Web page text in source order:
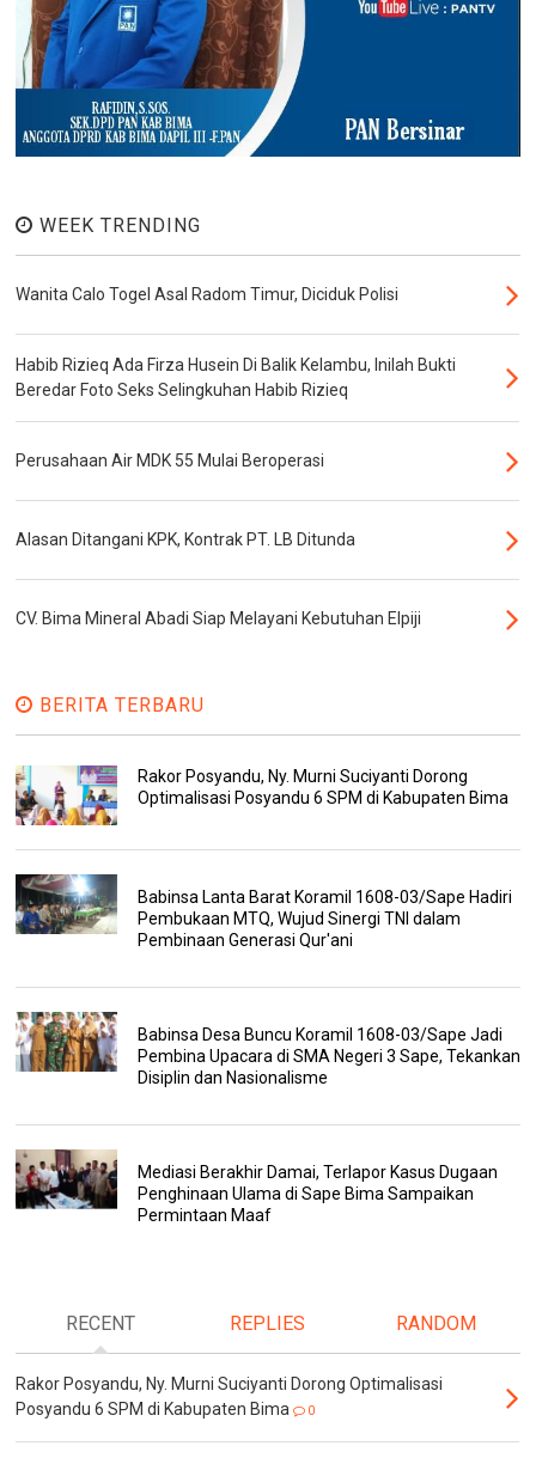
WEEK TRENDING
Wanita Calo Togel Asal Radom Timur, Diciduk Polisi
Habib Rizieq Ada Firza Husein Di Balik Kelambu, Inilah Bukti
Beredar Foto Seks Selingkuhan Habib Rizieq
Perusahaan Air MDK 55 Mulai Beroperasi
Alasan Ditangani KPK, Kontrak PT. LB Ditunda
CV. Bima Mineral Abadi Siap Melayani Kebutuhan Elpiji
BERITA TERBARU
Rakor Posyandu, Ny. Murni Suciyanti Dorong
Optimalisasi Posyandu 6 SPM di Kabupaten Bima
Babinsa Lanta Barat Koramil 1608-03/Sape Hadiri
Pembukaan MTQ, Wujud Sinergi TNI dalam
Pembinaan Generasi Qur'ani
Babinsa Desa Buncu Koramil 1608-03/Sape Jadi
Pembina Upacara di SMA Negeri 3 Sape, Tekankan
Disiplin dan Nasionalisme
Mediasi Berakhir Damai, Terlapor Kasus Dugaan
Penghinaan Ulama di Sape Bima Sampaikan
Permintaan Maaf
RECENT REPLIES RANDOM
Rakor Posyandu, Ny. Murni Suciyanti Dorong Optimalisasi
Posyandu 6 SPM di Kabupaten Bima
0